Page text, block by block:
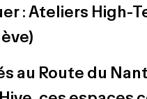
:Ateliers High-
au Route du